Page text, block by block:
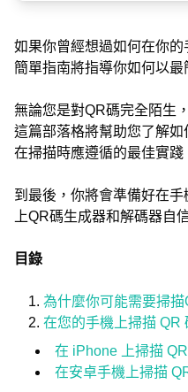
如果你曾經想過如何在你
簡單指南將指導你如何以最
無論您是對QR碼完全陌生
這篇部落格將幫助您了解
在掃描時應遵循的最佳實踐
到最後，你將會準備好在
上QR碼生成器和解碼器自
目錄
為什麼你可能需要掃描
在您的手機上掃描 QR
在 iPhone 上掃描
在安卓手機上掃描